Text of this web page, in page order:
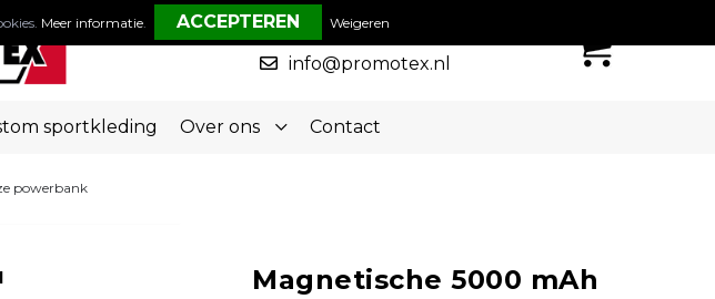
050-5773636
info@promotex.nl
sportkleding Over ons Contact
powerbank
Magnetische 5000 mAh
Meer informatie. Weigeren